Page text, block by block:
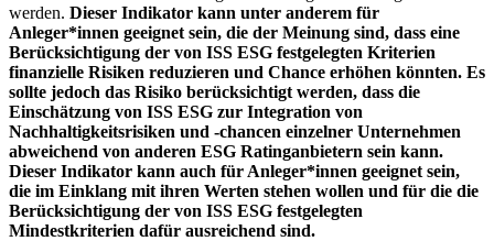
werden. Dieser Indikator kann unter anderem für
Anleger*innen geeignet sein, die der Meinung sind, dass eine
Berücksichtigung der von ISS ESG festgelegten Kriterien
finanzielle Risiken reduzieren und Chance erhöhen könnten. Es
sollte jedoch das Risiko berücksichtigt werden, dass die
Einschätzung von ISS ESG zur Integration von
Nachhaltigkeitsrisiken und -chancen einzelner Unternehmen
abweichend von anderen ESG Ratinganbietern sein kann.
Dieser Indikator kann auch für Anleger*innen geeignet sein,
die im Einklang mit ihren Werten stehen wollen und für die die
Berücksichtigung der von ISS ESG festgelegten
Mindestkriterien dafür ausreichend sind.